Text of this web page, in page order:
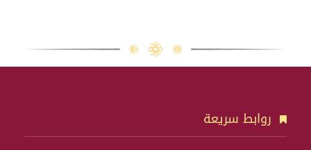
روابط سريعة